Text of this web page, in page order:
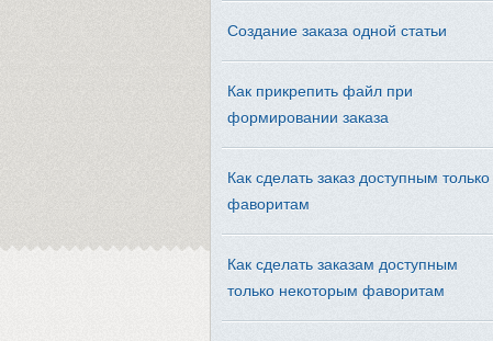
Создание заказа одной статьи
Как прикрепить файл при
формировании заказа
Как сделать заказ доступным только
фаворитам
Как сделать заказам доступным
только некоторым фаворитам